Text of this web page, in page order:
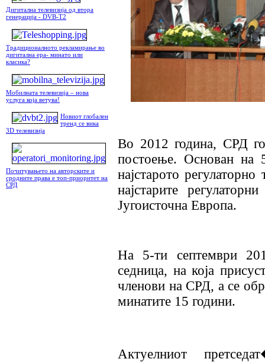
Дигитална телевизија од втора
генерација - DVB-T2
Традиционалното рекламирање во
дигитална ера- минато или
класика?
Мобилната телевизија – нова
услуга која ветува!
Новиот глобален
тренд се вика
3D телевизија
Почитувањето на авторските и
сродните права е топ-приоритет на
СРД
Во 2012 година, СРД
постоење. Основан на
најстарото
најстарите
Југоисточна Европа.
На 5-ти септември
седница, на која
членови на СРД, а се
минатите 15 години.
Актуелниот